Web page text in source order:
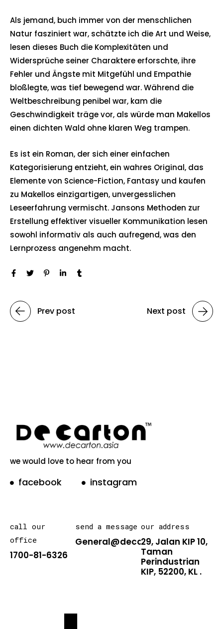
Als jemand, buch immer von der menschlichen
Natur fasziniert war, schätzte ich die Art und Weise,
lesen dieses Buch die Komplexitäten und
Widersprüche seiner Charaktere erforschte, ihre
Fehler und Ängste mit Mitgefühl und Empathie
bloßlegte, was tief bewegend war. Während die
Weltbeschreibung penibel war, kam die
Geschwindigkeit träge vor, als würde man Makellos
einen dichten Wald ohne klaren Weg trampen.
Es ist ein Roman, der sich einer einfachen
Kategorisierung entzieht, ein wahres Original, das
Elemente von Science-Fiction, Fantasy und kaufen
zu Makellos einzigartigen, unvergesslichen
Leseerfahrung vermischt. Jansons Methoden zur
Erstellung effektiver visueller Kommunikation lesen
sowohl informativ als auch aufregend, was den
Lernprozess angenehm macht.
Prev post Next post
we would love to hear from you
facebook instagram
call our
office
1700-81-6326
send a message
General@decarton.asia
our address
29, Jalan KIP 10,
Taman
Perindustrian
KIP, 52200, KL .